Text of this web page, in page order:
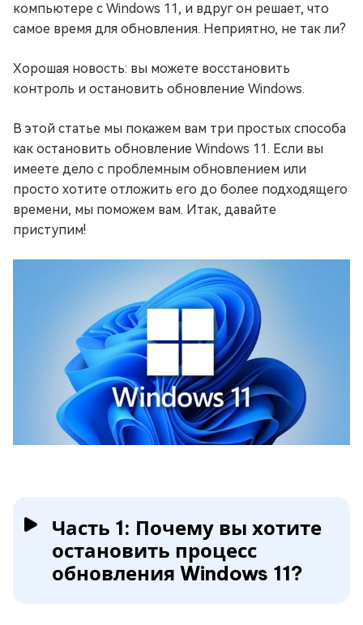
компьютере с Windows 11, и вдруг он решает, что
самое время для обновления. Неприятно, не так ли?
Хорошая новость: вы можете восстановить
контроль и остановить обновление Windows.
В этой статье мы покажем вам три простых способа
как остановить обновление Windows 11. Если вы
имеете дело с проблемным обновлением или
просто хотите отложить его до более подходящего
времени, мы поможем вам. Итак, давайте
приступим!
Часть 1: Почему вы хотите
остановить процесс
обновления Windows 11?